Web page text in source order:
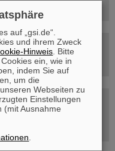
–
auf „gsi.de“.
und ihrem Zweck
Hinweis . Bitte
ein, wie in
indem Sie auf
um die
Webseiten zu
Einstellungen
(mit Ausnahme